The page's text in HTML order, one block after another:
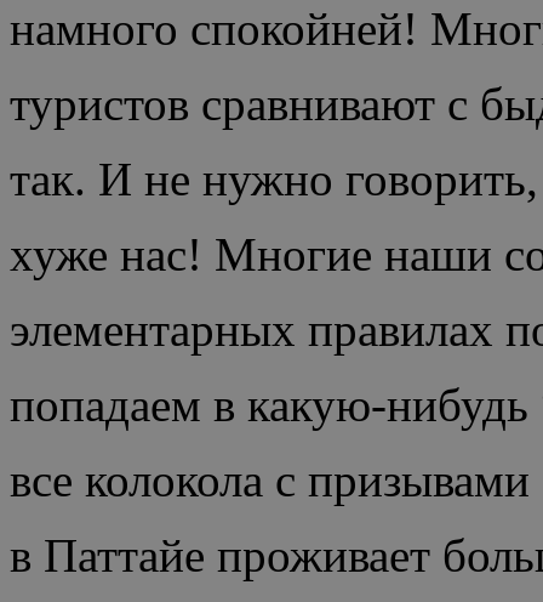
намного спокойней!
туристов сравнивают с
так. И не нужно
хуже нас! Многие наши
элементарных правилах
попадаем в какую-
все колокола с
в Паттайе проживает